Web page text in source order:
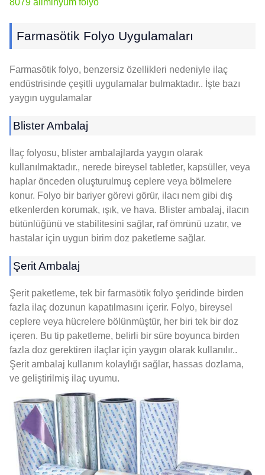
8079 aliminyum folyo
Farmasötik Folyo Uygulamaları
Farmasötik folyo, benzersiz özellikleri nedeniyle ilaç
endüstrisinde çeşitli uygulamalar bulmaktadır.. İşte bazı
yaygın uygulamalar
Blister Ambalaj
İlaç folyosu, blister ambalajlarda yaygın olarak
kullanılmaktadır., nerede bireysel tabletler, kapsüller, veya
haplar önceden oluşturulmuş ceplere veya bölmelere
konur. Folyo bir bariyer görevi görür, ilacı nem gibi dış
etkenlerden korumak, ışık, ve hava. Blister ambalaj, ilacın
bütünlüğünü ve stabilitesini sağlar, raf ömrünü uzatır, ve
hastalar için uygun birim doz paketleme sağlar.
Şerit Ambalaj
Şerit paketleme, tek bir farmasötik folyo şeridinde birden
fazla ilaç dozunun kapatılmasını içerir. Folyo, bireysel
ceplere veya hücrelere bölünmüştür, her biri tek bir doz
içeren. Bu tip paketleme, belirli bir süre boyunca birden
fazla doz gerektiren ilaçlar için yaygın olarak kullanılır..
Şerit ambalaj kullanım kolaylığı sağlar, hassas dozlama,
ve geliştirilmiş ilaç uyumu.